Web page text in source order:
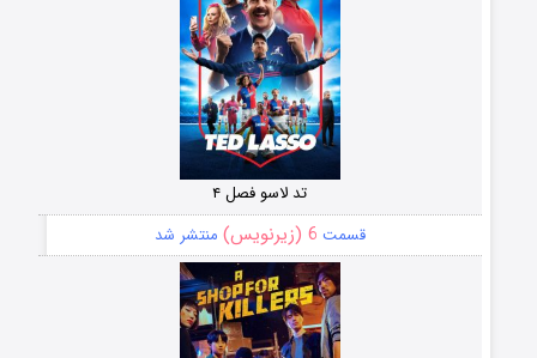
تد لاسو فصل ۴
قسمت 6 (زیرنویس) منتشر شد